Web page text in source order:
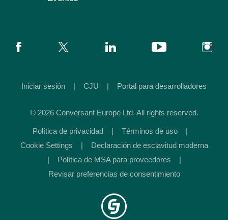
Iniciar sesión | CJU | Portal para desarrolladores
© 2026 Conversant Europe Ltd. All rights reserved.
Política de privacidad | Términos de uso
|
Cookie Settings
|
Declaración de esclavitud moderna
|
Política de MSA para proveedores
|
Revisar preferencias de consentimiento